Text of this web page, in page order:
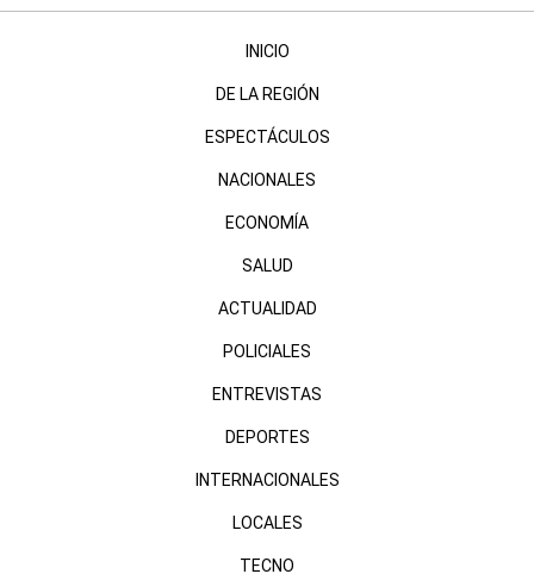
INICIO
DE LA REGIÓN
ESPECTÁCULOS
NACIONALES
ECONOMÍA
SALUD
ACTUALIDAD
POLICIALES
ENTREVISTAS
DEPORTES
INTERNACIONALES
LOCALES
TECNO